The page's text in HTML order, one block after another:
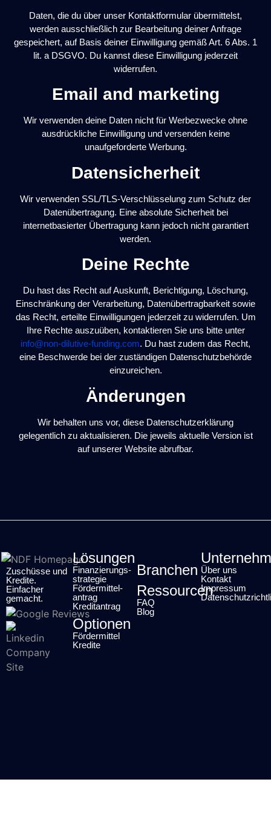
Daten, die du über unser Kontaktformular übermittelst,
werden ausschließlich zur Bearbeitung deiner Anfrage
gespeichert, auf Basis deiner Einwilligung gemäß Art. 6 Abs. 1
lit. a DSGVO. Du kannst diese Einwilligung jederzeit
widerrufen.
Email and marketing
Wir verwenden deine Daten nicht für Werbezwecke ohne
ausdrückliche Einwilligung und versenden keine
unaufgeforderte Werbung.
Datensicherheit
Wir verwenden SSL/TLS-Verschlüsselung zum Schutz der
Datenübertragung. Eine absolute Sicherheit bei
internetbasierter Übertragung kann jedoch nicht garantiert
werden.
Deine Rechte
Du hast das Recht auf Auskunft, Berichtigung, Löschung,
Einschränkung der Verarbeitung, Datenübertragbarkeit sowie
das Recht, erteilte Einwilligungen jederzeit zu widerrufen. Um
Ihre Rechte auszuüben, kontaktieren Sie uns bitte unter
info@non-dilutive-funding.com. Du hast zudem das Recht,
eine Beschwerde bei der zuständigen Datenschutzbehörde
einzureichen.
Änderungen
Wir behalten uns vor, diese Datenschutzerklärung
gelegentlich zu aktualisieren. Die jeweils aktuelle Version ist
auf unserer Website abrufbar.
Zuschüsse und
Kredite.
Einfacher
gemacht.
Lösungen
Finanzierungs-
strategie
Fördermittel-
antrag
Kreditantrag
Optionen
Fördermittel
Kredite
Branchen
Ressourcen
FAQ
Blog
Über uns
Kontakt
Impressum